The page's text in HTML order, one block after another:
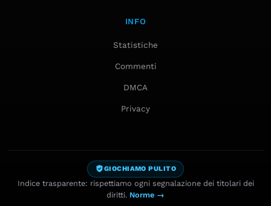
INFO
Statistiche
Commenti
DMCA
Privacy
GIOCHIAMO PULITO
Indice trasparente: rispettiamo ogni segnalazione dei titolari dei
diritti. Norme →